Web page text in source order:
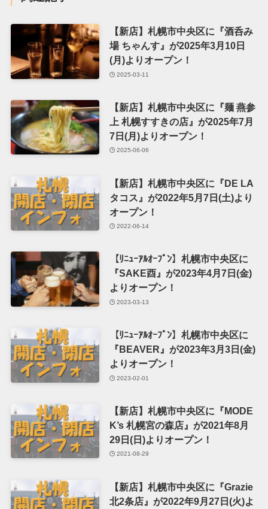
【新店】札幌市中央区に『酒呑み
場 ちゃんす』が2025年3月10日
(月)よりオープン！
2025-03-11
【新店】札幌市中央区に『麺 燕参
上 札幌すすきの店』が2025年7月
7日(月)よりオープン！
2025-06-06
【新店】札幌市中央区に『DE LA
タコス』が2022年5月7日(土)より
オープン！
2022-06-14
【ﾘﾆｭｰｱﾙｵｰﾌﾟﾝ】札幌市中央区に
『SAKE酉』が2023年4月7日(金)
よりオープン！
2023-03-13
【ﾘﾆｭｰｱﾙｵｰﾌﾟﾝ】札幌市中央区に
『BEAVER』が2023年3月3日(金)
よりオープン！
2023-02-01
【新店】札幌市中央区に『MODE
K’s 札幌宮の森店』が2021年8月
29日(日)よりオープン！
2021-08-29
【新店】札幌市中央区に『Grazie
北2条店』が2022年9月27日(火)よ